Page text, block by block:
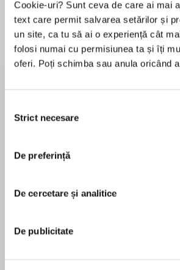
Cookie-uri? Sunt ceva de care ai mai
text care permit salvarea setărilor și
un site, ca tu să ai o experiență cât
folosi numai cu permisiunea ta și îți
oferi. Poți schimba sau anula oricând
consimțământului
Strict necesare
De preferință
De cercetare și analitice
De publicitate
Desprecarte
Buffalo Valley, North Dakota. A
People are feeling good about
the way they used to. They're
about the future.
Stalled lives are moving
Margaret Clemens are taking
ventures and on lifelong
Margaret is a local rancher
În acest moment nu există
Debbie Macomber
Debbie Macomber is a #1 New
USA TODAY bestselling author